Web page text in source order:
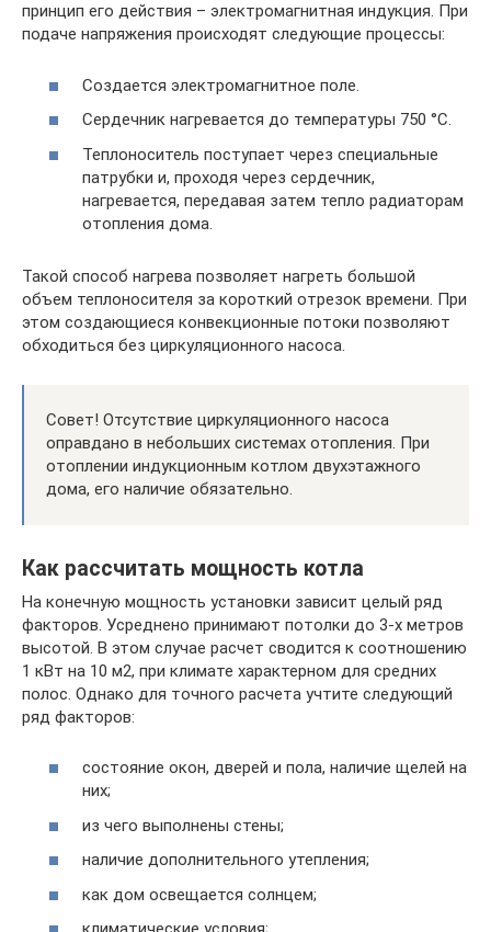
принцип его действия – электромагнитная индукция. При
подаче напряжения происходят следующие процессы:
Создается электромагнитное поле.
Сердечник нагревается до температуры 750 °C.
Теплоноситель поступает через специальные
патрубки и, проходя через сердечник,
нагревается, передавая затем тепло радиаторам
отопления дома.
Такой способ нагрева позволяет нагреть большой
объем теплоносителя за короткий отрезок времени. При
этом создающиеся конвекционные потоки позволяют
обходиться без циркуляционного насоса.
Совет! Отсутствие циркуляционного насоса
оправдано в небольших системах отопления. При
отоплении индукционным котлом двухэтажного
дома, его наличие обязательно.
Как рассчитать мощность котла
На конечную мощность установки зависит целый ряд
факторов. Усреднено принимают потолки до 3-х метров
высотой. В этом случае расчет сводится к соотношению
1 кВт на 10 м2, при климате характерном для средних
полос. Однако для точного расчета учтите следующий
ряд факторов:
состояние окон, дверей и пола, наличие щелей на
них;
из чего выполнены стены;
наличие дополнительного утепления;
как дом освещается солнцем;